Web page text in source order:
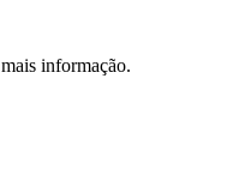
informação.